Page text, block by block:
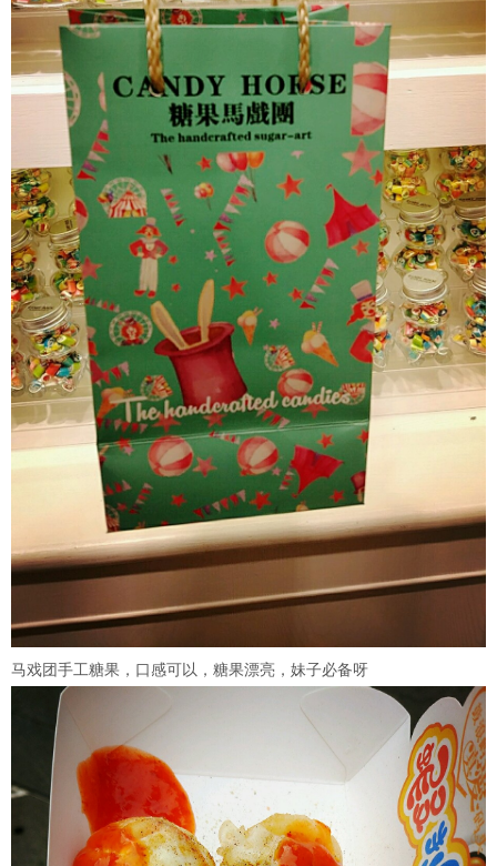
马戏团手工糖果，口感可以，糖果漂亮，妹子必备呀